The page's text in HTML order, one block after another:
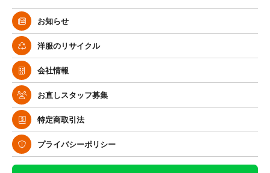
お知らせ
洋服のリサイクル
会社情報
お直しスタッフ募集
特定商取引法
プライバシーポリシー